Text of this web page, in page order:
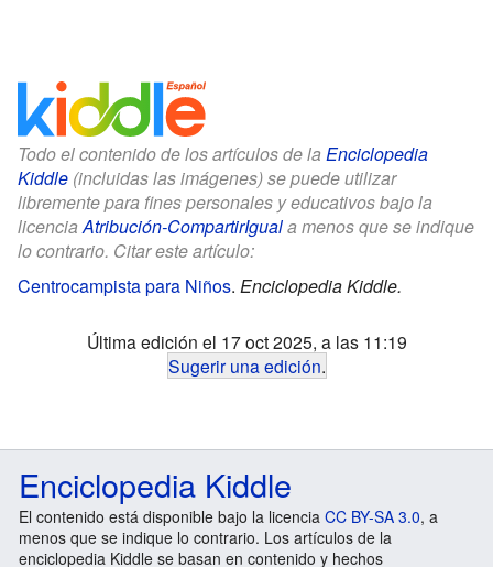
Todo el contenido de los artículos de la Enciclopedia
Kiddle (incluidas las imágenes) se puede utilizar
libremente para fines personales y educativos bajo la
licenciaAtribución-CompartirIguala menos que se indique
lo contrario. Citar este artículo:
Centrocampista para Niños. Enciclopedia Kiddle.
Última edición el 17 oct 2025, a las 11:19
Sugerir una edición.
Enciclopedia Kiddle
El contenido está disponible bajo la licencia CC BY-SA 3.0, a
menos que se indique lo contrario. Los artículos de la
enciclopedia Kiddle se basan en contenido y hechos